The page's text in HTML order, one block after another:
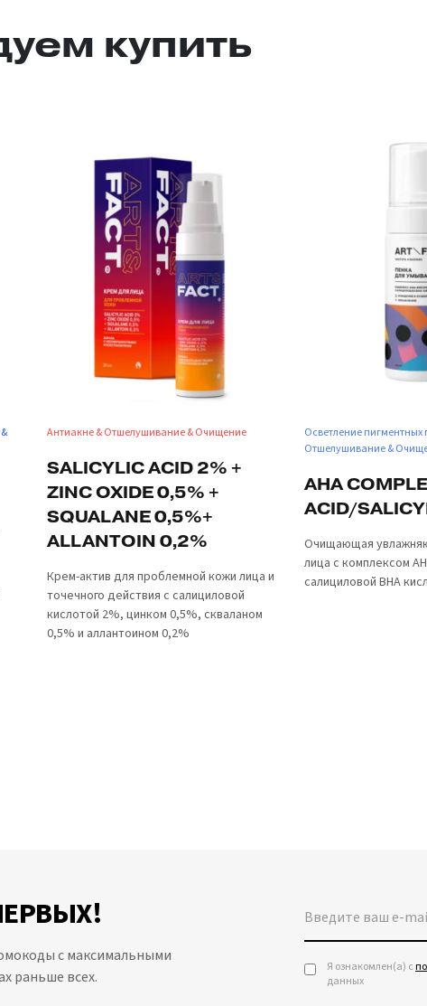
купить
Антиакне & Отшелушивание & Очищение
SALICYLIC ACID 2% +
ZINC OXIDE 0,5% +
SQUALANE 0,5%+
ALLANTOIN 0,2%
Крем-актив для проблемной кожи лица и
точечного действия с салициловой
кислотой 2%, цинком 0,5%, скваланом
0,5% и аллантоином 0,2%
Осветление пигментных
Отшелушивание &
AHA
ACID/
Очищающая
лица с комплексом
салициловой BHA
с максимальными
раньше всех.
Я ознакомлен(а) с
данных